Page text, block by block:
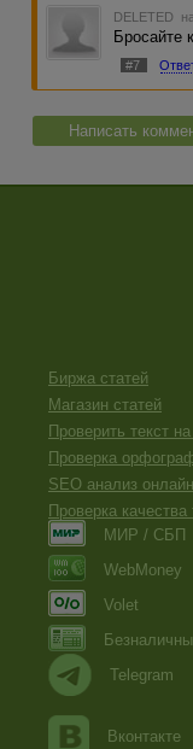
DELETED
Бросайте
#7
Написать
Биржа статей
Магазин статей
Проверить текст
Проверка
SEO анализ онлайн
Проверка качества
МИР / СБП
WebMoney
Volet
Telegram
Вконтакте